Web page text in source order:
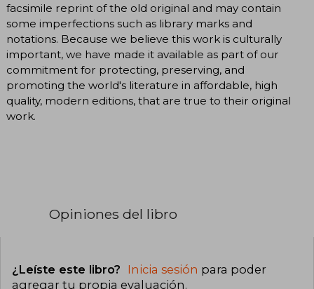
facsimile reprint of the old original and may contain
some imperfections such as library marks and
notations. Because we believe this work is culturally
important, we have made it available as part of our
commitment for protecting, preserving, and
promoting the world's literature in affordable, high
quality, modern editions, that are true to their original
work.
Opiniones del libro
¿Leíste este libro? Inicia sesión para poder
agregar tu propia evaluación.